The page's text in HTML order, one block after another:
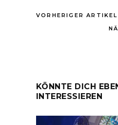
VORHERIGER ARTIKEL
KÖNNTE DICH
INTERESSIEREN